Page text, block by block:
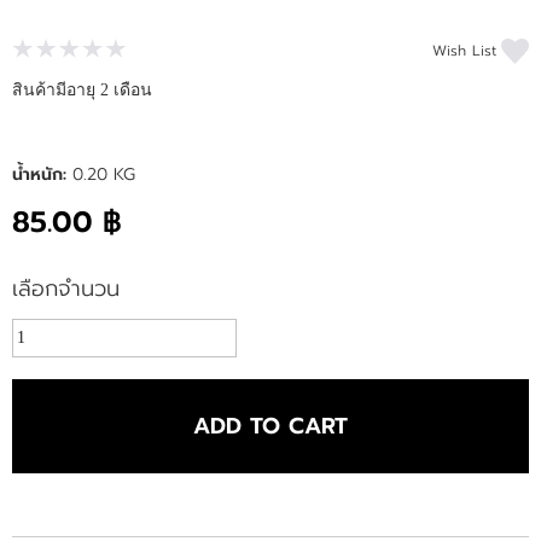
Wish List
สินค้ามีอายุ 2 เดือน
น้ำหนัก: 0.20 KG
85.00 ฿
เลือกจำนวน
ADD TO CART